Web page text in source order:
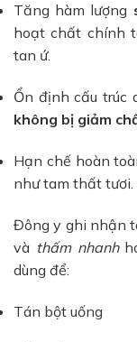
Tăng hàm lượng
hoạt chất chính
tan ứ.
Ổn định cấu trúc
không bị giảm
Hạn chế hoàn
như tam thất tươi.
Đông y ghi nhận
và thấm nhanh
dùng để:
Tán bột uống